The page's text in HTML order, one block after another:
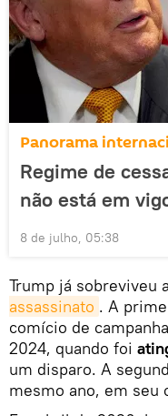
Panorama
Regime de
não está em
8 de julho, 05:38
Trump já sobreviveu a
assassinato . A
comício de
2024, quando foi
um disparo. A
mesmo ano, em seu